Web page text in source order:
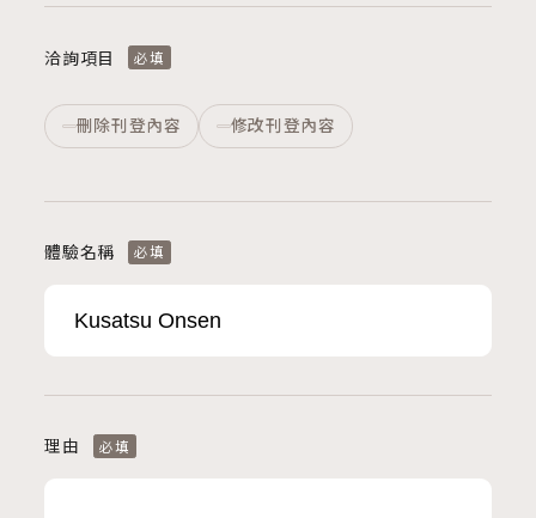
洽詢項目 必填
刪除刊登內容 修改刊登內容
體驗名稱 必填
理由 必填